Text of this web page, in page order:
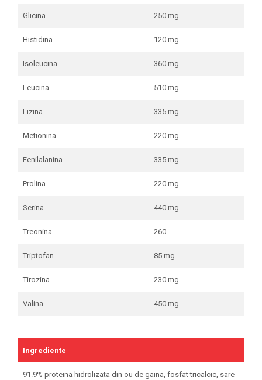
Glicina 250 mg
Histidina 120 mg
Isoleucina 360 mg
Leucina 510 mg
Lizina 335 mg
Metionina 220 mg
Fenilalanina 335 mg
Prolina 220 mg
Serina 440 mg
Treonina 260
Triptofan 85 mg
Tirozina 230 mg
Valina 450 mg
Ingrediente
91.9% proteina hidrolizata din ou de gaina, fosfat tricalcic, sare